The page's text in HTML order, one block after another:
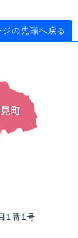
ジの先頭へ戻る
1番1号